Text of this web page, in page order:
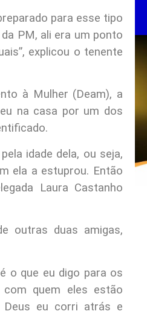
para esse tipo
PM, ali era um ponto
explicou o tenente
à Mulher (Deam), a
na casa por um dos
idade dela, ou seja,
ela a estuprou. Então
Laura Castanho
outras duas amigas,
o que eu digo para os
quem eles estão
Deus eu corri atrás e